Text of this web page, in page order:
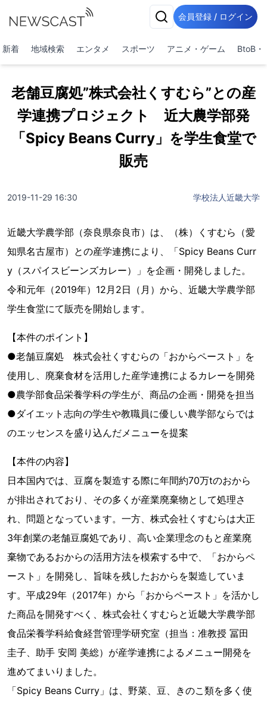
会員登録 / ログイン
新着 地域検索 エンタメ スポーツ アニメ・ゲーム BtoB・
老舗豆腐処”株式会社くすむら”との産
学連携プロジェクト 近大農学部発
「Spicy Beans Curry」を学生食堂で
販売
2019-11-29 16:30 学校法人近畿大学
近畿大学農学部（奈良県奈良市）は、（株）くすむら（愛
知県名古屋市）との産学連携により、「Spicy Beans Curr
y（スパイスビーンズカレー）」を企画・開発しました。
令和元年（2019年）12月2日（月）から、近畿大学農学部
学生食堂にて販売を開始します。
【本件のポイント】
●老舗豆腐処 株式会社くすむらの「おからペースト」を
使用し、廃棄食材を活用した産学連携によるカレーを開発
●農学部食品栄養学科の学生が、商品の企画・開発を担当
●ダイエット志向の学生や教職員に優しい農学部ならでは
のエッセンスを盛り込んだメニューを提案
【本件の内容】
日本国内では、豆腐を製造する際に年間約70万tのおから
が排出されており、その多くが産業廃棄物として処理さ
れ、問題となっています。一方、株式会社くすむらは大正
3年創業の老舗豆腐処であり、高い企業理念のもと産業廃
棄物であるおからの活用方法を模索する中で、「おからペ
ースト」を開発し、旨味を残したおからを製造していま
す。平成29年（2017年）から「おからペースト」を活かし
た商品を開発すべく、株式会社くすむらと近畿大学農学部
食品栄養学科給食経営管理学研究室（担当：准教授 冨田
圭子、助手 安岡 美総）が産学連携によるメニュー開発を
進めてまいりました。
「Spicy Beans Curry」は、野菜、豆、きのこ類を多く使